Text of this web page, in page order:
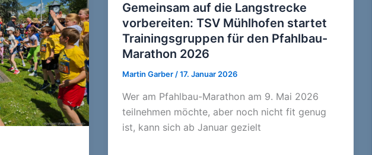
Gemeinsam auf die Langstrecke
vorbereiten: TSV Mühlhofen startet
Trainingsgruppen für den Pfahlbau-
Marathon 2026
Martin Garber/17. Januar 2026
Wer am Pfahlbau-Marathon am 9. Mai 2026
teilnehmen möchte, aber noch nicht fit genug
ist, kann sich ab Januar gezielt